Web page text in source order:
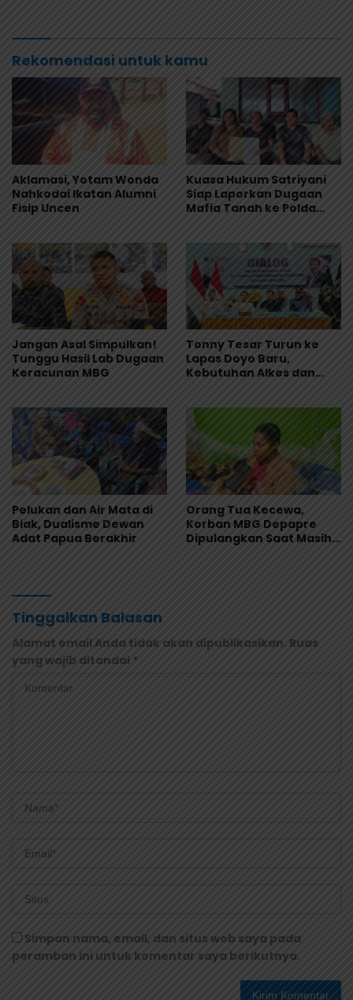
Rekomendasi untuk kamu
Aklamasi, Yotam Wonda
Nahkodai Ikatan Alumni
Fisip Uncen
Kuasa Hukum Satriyani
Siap Laporkan Dugaan
Mafia Tanah ke Polda
Jangan Asal Simpulkan!
Tunggu Hasil Lab Dugaan
Keracunan MBG
Tonny Tesar Turun ke
Lapas Doyo Baru,
Kebutuhan Alkes dan
Pelukan dan Air Mata di
Biak, Dualisme Dewan
Adat Papua Berakhir
Orang Tua Kecewa,
Korban MBG Depapre
Dipulangkan Saat Masih
Tinggalkan Balasan
Alamat email Anda tidak akan dipublikasikan. Ruas
yang wajib ditandai *
Simpan nama, email, dan situs web saya pada
peramban ini untuk komentar saya berikutnya.